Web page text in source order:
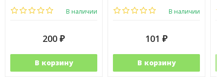
Фракция:
В наличии
200 ₽
В корзину
В наличии
101 ₽
В корзину